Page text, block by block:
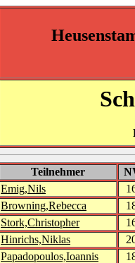
Teilnehmer
Emig,Nils
Browning,Rebecca
Stork,Christopher
Hinrichs,Niklas
Papadopoulos,Ioannis